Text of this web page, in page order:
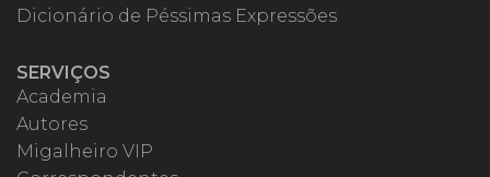
Dicionário de Péssimas Expressões
SERVIÇOS
Academia
Autores
Migalheiro VIP